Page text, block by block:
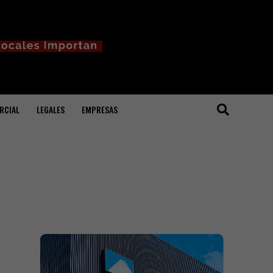
LEGALES EMPRESAS